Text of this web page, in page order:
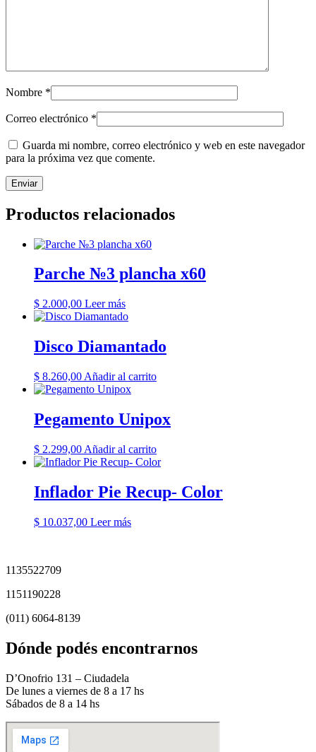
Nombre *
Correo electrónico *
Guarda mi nombre, correo electrónico y web en este navegador
para la próxima vez que comente.
Productos relacionados
Parche №3 plancha x60
$ 2.000,00 Leer más
Disco Diamantado
$ 8.260,00 Añadir al carrito
Pegamento Unipox
$ 2.299,00 Añadir al carrito
Inflador Pie Recup- Color
$ 10.037,00 Leer más
1135522709
1151190228
(011) 6064-8139
Dónde podés encontrarnos
D’Onofrio 131 – Ciudadela
De lunes a viernes de 8 a 17 hs
Sábados de 8 a 14 hs